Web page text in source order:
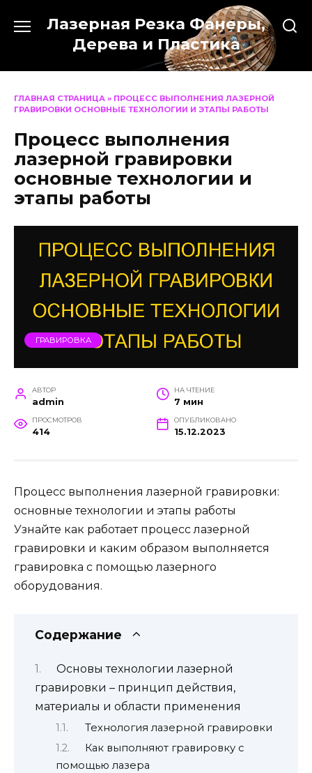
содержанию
Лазерная Резка Фанеры,
Дерева и Пластика
ГЛАВНАЯ СТРАНИЦА » ПРОЦЕСС ВЫПОЛНЕНИЯ ЛАЗЕРНОЙ
ГРАВИРОВКИ ОСНОВНЫЕ ТЕХНОЛОГИИ И ЭТАПЫ РАБОТЫ
Процесс выполнения
лазерной гравировки
основные технологии и
этапы работы
ГРАВИРОВКА
АВТОР
admin
НА ЧТЕНИЕ
7 мин
ПРОСМОТРОВ
414
ОПУБЛИКОВАНО
15.12.2023
Процесс выполнения лазерной гравировки:
основные технологии и этапы работы
Узнайте как работает процесс лазерной
гравировки и каким образом выполняется
гравировка с помощью лазерного
оборудования.
Содержание
Основы технологии лазерной
гравировки – принцип действия,
материалы и области применения
Технология лазерной гравировки
Как выполняют гравировку с
помощью лазера